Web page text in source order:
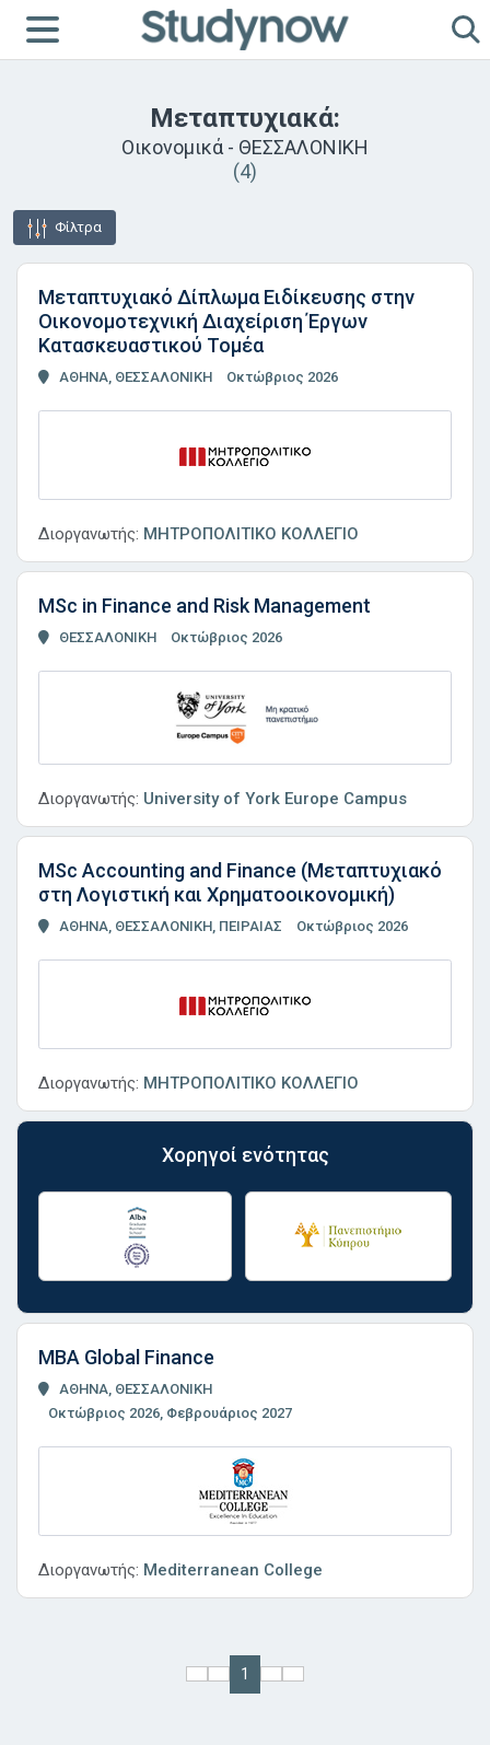
Μεταπτυχιακά:
Οικονομικά - ΘΕΣΣΑΛΟΝΙΚΗ
(4)
Φίλτρα
Μεταπτυχιακό Δίπλωμα Ειδίκευσης στην
Οικονομοτεχνική Διαχείριση Έργων
Κατασκευαστικού Τομέα
ΑΘΗΝΑ, ΘΕΣΣΑΛΟΝΙΚΗ Οκτώβριος 2026
Διοργανωτής: ΜΗΤΡΟΠΟΛΙΤΙΚΟ ΚΟΛΛΕΓΙΟ
MSc in Finance and Risk Management
ΘΕΣΣΑΛΟΝΙΚΗ Οκτώβριος 2026
Διοργανωτής: University of York Europe Campus
MSc Accounting and Finance (Μεταπτυχιακό
στη Λογιστική και Χρηματοοικονομική)
ΑΘΗΝΑ, ΘΕΣΣΑΛΟΝΙΚΗ, ΠΕΙΡΑΙΑΣ Οκτώβριος 2026
Διοργανωτής: ΜΗΤΡΟΠΟΛΙΤΙΚΟ ΚΟΛΛΕΓΙΟ
Χορηγοί ενότητας
MBA Global Finance
ΑΘΗΝΑ, ΘΕΣΣΑΛΟΝΙΚΗ
Οκτώβριος 2026, Φεβρουάριος 2027
Διοργανωτής: Mediterranean College
1